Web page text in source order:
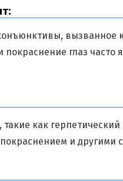
вызванное
покраснение глаз
как
и другими